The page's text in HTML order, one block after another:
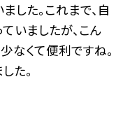
した。これまで、自
いましたが、こん
なくて便利ですね。
た。